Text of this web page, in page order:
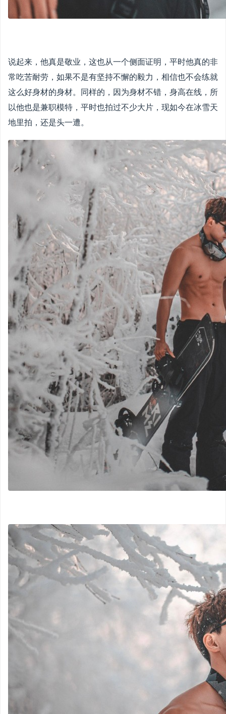
说起来，他真是敬业，这也从一个侧面证明，平时他真的非
常吃苦耐劳，如果不是有坚持不懈的毅力，相信也不会练就
这么好身材的身材。同样的，因为身材不错，身高在线，所
以他也是兼职模特，平时也拍过不少大片，现如今在冰雪天
地里拍，还是头一遭。